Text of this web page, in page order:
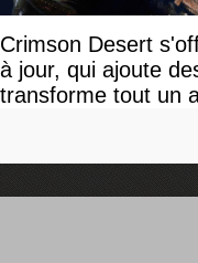
Crimson Desert
à jour, qui ajoute
transforme tout un